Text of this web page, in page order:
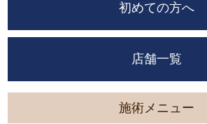
初めての方へ
店舗一覧
施術メニュー